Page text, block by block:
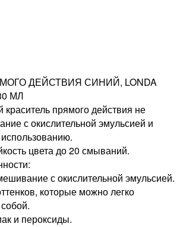
ДЕЙСТВИЯ СИНИЙ, LONDA
МЛ
прямого действия не
с окислительной эмульсией и
цвета до 20 смываний.
с окислительной эмульсией.
которые можно легко
и пероксиды.